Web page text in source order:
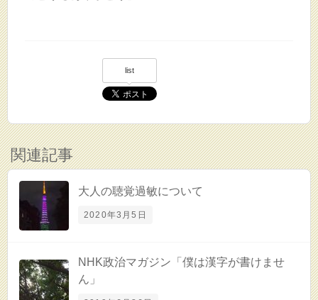
list
関連記事
大人の聴覚過敏について
2020年3月5日
NHK政治マガジン「僕は漢字が書けませ
ん」